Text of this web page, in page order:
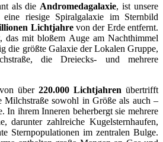
als die Andromedagalaxie, ist unsere
riesige Spiralgalaxie im Sternbild
Lichtjahrevon der Erde entfernt.
das mit bloßem Auge am Nachthimmel
die größte Galaxie der Lokalen Gruppe,
die Dreiecks- und mehrere
über 220.000 Lichtjahren übertrifft
Milchstraße sowohl in Größe als auch –
In ihrem Inneren beherbergt sie mehrere
darunter zahlreiche Kugelsternhaufen,
Sternpopulationen im zentralen Bulge.